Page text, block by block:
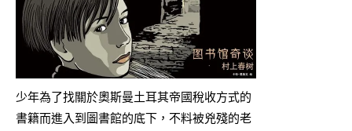
少年為了找關於奧斯曼土耳其帝國稅收方式的
書籍而進入到圖書館的底下，不料被兇殘的老